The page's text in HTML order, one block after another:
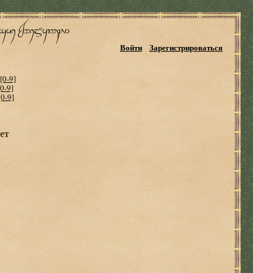
Войти Зарегистрироваться
[0-9]
9]
9]